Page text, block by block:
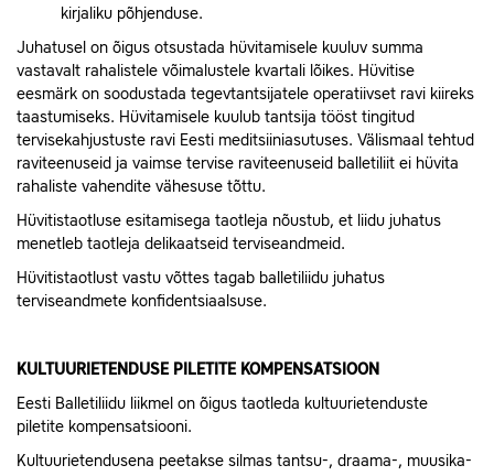
kirjaliku põhjenduse.
Juhatusel on õigus otsustada hüvitamisele kuuluv summa
vastavalt rahalistele võimalustele kvartali lõikes. Hüvitise
eesmärk on soodustada tegevtantsijatele operatiivset ravi kiireks
taastumiseks. Hüvitamisele kuulub tantsija tööst tingitud
tervisekahjustuste ravi Eesti meditsiiniasutuses. Välismaal tehtud
raviteenuseid ja vaimse tervise raviteenuseid balletiliit ei hüvita
rahaliste vahendite vähesuse tõttu.
Hüvitistaotluse esitamisega taotleja nõustub, et liidu juhatus
menetleb taotleja delikaatseid terviseandmeid.
Hüvitistaotlust vastu võttes tagab balletiliidu juhatus
terviseandmete konfidentsiaalsuse.
KULTUURIETENDUSE PILETITE KOMPENSATSIOON
Eesti Balletiliidu liikmel on õigus taotleda kultuurietenduste
piletite kompensatsiooni.
Kultuurietendusena peetakse silmas tantsu-, draama-, muusika-